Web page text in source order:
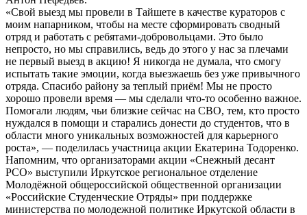
«Свой выезд мы провели в Тайшете в качестве кураторов с
моим напарником, чтобы на месте сформировать сводный
отряд и работать с ребятами-добровольцами. Это было
непросто, но мы справились, ведь до этого у нас за плечами
не первый выезд в акцию! Я никогда не думала, что смогу
испытать такие эмоции, когда выезжаешь без уже привычного
отряда. Спасибо району за теплый приём! Мы не просто
хорошо провели время — мы сделали что-то особенно важное.
Помогали людям, чьи близкие сейчас на СВО, тем, кто просто
нуждался в помощи и старались донести до студентов, что в
области много уникальных возможностей для карьерного
роста», — поделилась участница акции Екатерина Тодоренко.
Напомним, что организаторами акции «Снежный десант
РСО» выступили Иркутское региональное отделение
Молодёжной общероссийской общественной организации
«Российские Студенческие Отряды» при поддержке
министерства по молодежной политике Иркутской области в